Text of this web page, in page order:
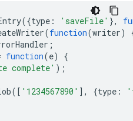
({type : 'saveFile' },
(function(writer)
;
function(e)
{
complete' );
([ '1234567890' ], {type :